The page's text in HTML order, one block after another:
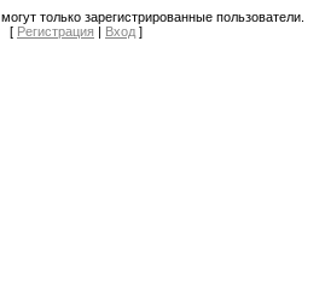
только зарегистрированные пользователи.
[ Регистрация Вход]